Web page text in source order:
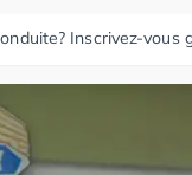
Inscrivez-